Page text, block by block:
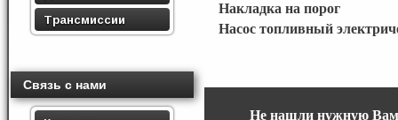
Трансмиссии
Связь с нами
Накладка на порог
Насос топливный
Не нашли нужную Вам